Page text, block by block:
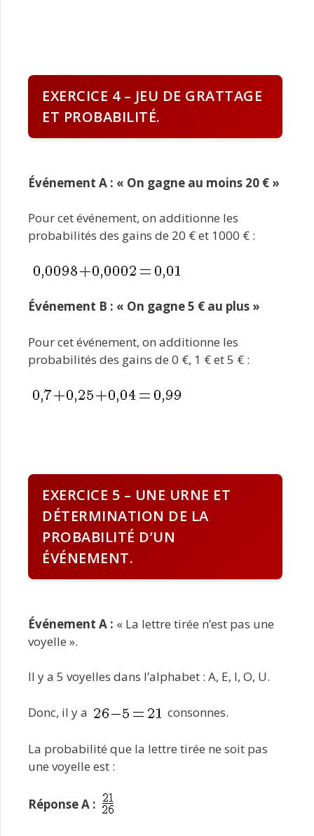
EXERCICE 4 – JEU DE GRATTAGE
ET PROBABILITÉ.
Événement A : « On gagne au moins 20 € »
Pour cet événement, on additionne les
probabilités des gains de 20 € et 1000 € :
Événement B : « On gagne 5 € au plus »
Pour cet événement, on additionne les
probabilités des gains de 0 €, 1 € et 5 € :
EXERCICE 5 – UNE URNE ET
DÉTERMINATION DE LA
PROBABILITÉ D’UN
ÉVÉNEMENT.
Événement A : « La lettre tirée n’est pas une
voyelle ».
Il y a 5 voyelles dans l’alphabet : A, E, I, O, U.
Donc, il y a consonnes.
La probabilité que la lettre tirée ne soit pas
une voyelle est :
Réponse A :